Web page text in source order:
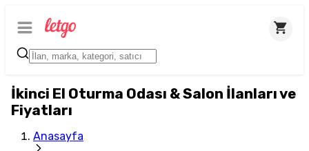
İkinci El Oturma Odası & Salon İlanları ve
Fiyatları
Anasayfa